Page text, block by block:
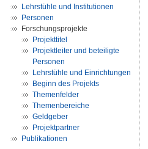
Lehrstühle und Institutionen
Personen
Forschungsprojekte
Projekttitel
Projektleiter und beteiligte
Personen
Lehrstühle und Einrichtungen
Beginn des Projekts
Themenfelder
Themenbereiche
Geldgeber
Projektpartner
Publikationen